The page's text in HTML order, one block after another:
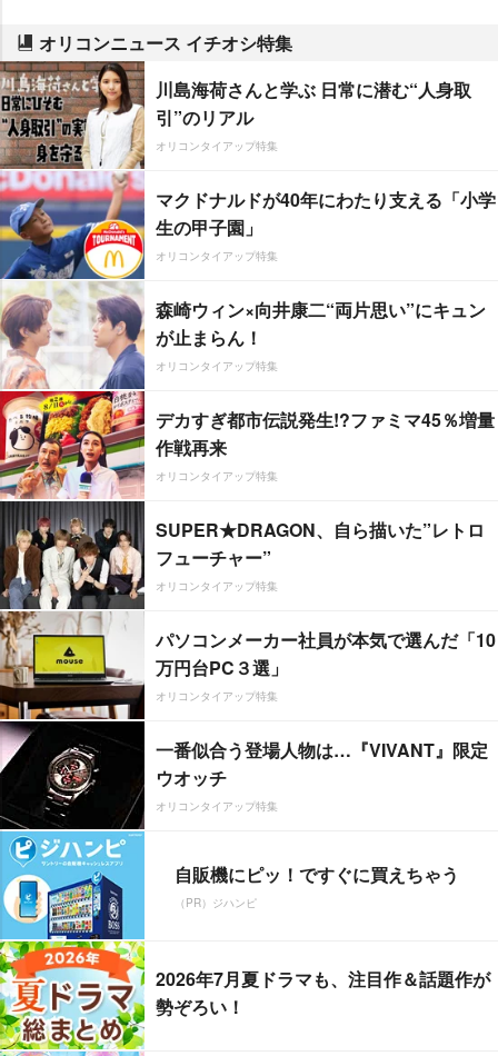
オリコンニュース イチオシ特集
川島海荷さんと学ぶ 日常に潜む“人身取
引”のリアル
オリコンタイアップ特集
マクドナルドが40年にわたり支える「小学
生の甲子園」
オリコンタイアップ特集
森崎ウィン×向井康二“両片思い”にキュン
が止まらん！
オリコンタイアップ特集
デカすぎ都市伝説発生!?ファミマ45％増量
作戦再来
オリコンタイアップ特集
SUPER★DRAGON、自ら描いた”レトロ
フューチャー”
オリコンタイアップ特集
パソコンメーカー社員が本気で選んだ「10
万円台PC３選」
オリコンタイアップ特集
一番似合う登場人物は…『VIVANT』限定
ウオッチ
オリコンタイアップ特集
自販機にピッ！ですぐに買えちゃう
（PR）ジハンピ
2026年7月夏ドラマも、注目作＆話題作が
勢ぞろい！